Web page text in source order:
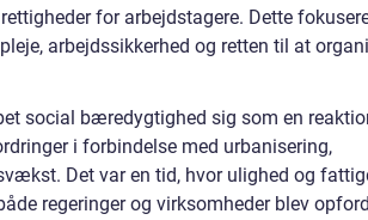
for arbejdstagere. Dette
arbejdssikkerhed og retten til at
social bæredygtighed sig som en
i forbindelse med urbanisering,
Det var en tid, hvor ulighed og
regeringer og virksomheder blev